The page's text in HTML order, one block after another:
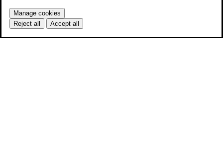
Manage cookies
Reject all
Accept all